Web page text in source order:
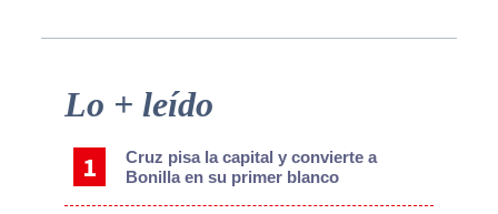
Primary
Sidebar
Lo + leído
Cruz pisa la capital y convierte a
Bonilla en su primer blanco